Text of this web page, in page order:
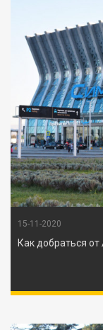
15-11-2020
Как добраться